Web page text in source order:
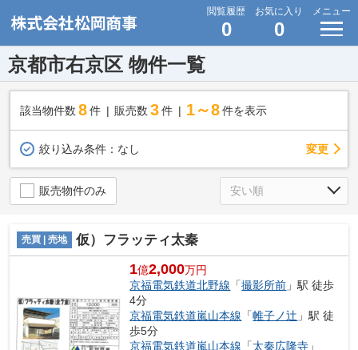
閲覧履歴
0
お気に入り
0
メニュー
京都市右京区 物件一覧
該当物件数 8件 販売数 3 件 1～8 件を表示
絞り込み条件： なし 変更
販売物件のみ
売買 | 売地 仮）フラッティ太秦
1億2,000万円
京福電気鉄道北野線 「撮影所前 」駅 徒歩
4分
京福電気鉄道嵐山本線 「帷子ノ辻 」駅 徒
歩5分
京福電気鉄道嵐山本線 「太秦広隆寺 」